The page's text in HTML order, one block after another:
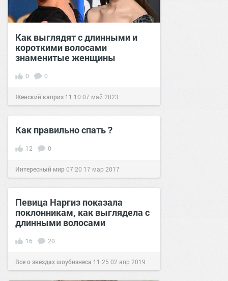
Как выглядят с длинными и
короткими волосами
знаменитые женщины
0 0
Женский каприз 11:10 07 май 2023
Как правильно спать ?
12 0
Интересный мир07:20 17 мар 2017
Певица Наргиз показала
поклонникам, как выглядела с
длинными волосами
16 20
Все о звездах шоубизнеса 11:25 02 апр 2019